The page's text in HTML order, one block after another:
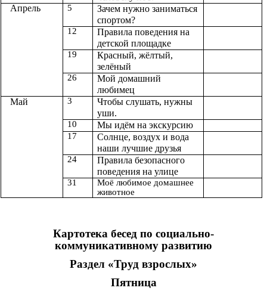
Апрель
5
Зачем нужно заниматься
спортом?
12
Правила поведения на
детской площадке
19
Красный, жёлтый,
зелёный
26
Мой домашний
любимец
Май
3
Чтобы слушать, нужны
уши.
10 Мы идём на экскурсию
17
Солнце, воздух и вода
наши лучшие друзья
24
Правила безопасного
поведения на улице
31
Моё любимое домашнее
животное
Картотека бесед по социально-
коммуникативному развитию
Раздел «Труд взрослых»
Пятница